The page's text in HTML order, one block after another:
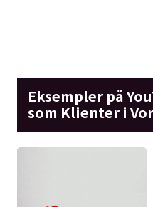
Eksempler på
som Klienter i